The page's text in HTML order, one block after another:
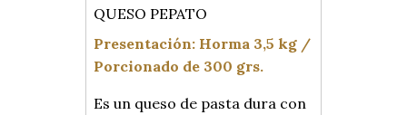
QUESO PEPATO
Presentación: Horma 3,5 kg /
Porcionado de 300 grs.
Es un queso de pasta dura con